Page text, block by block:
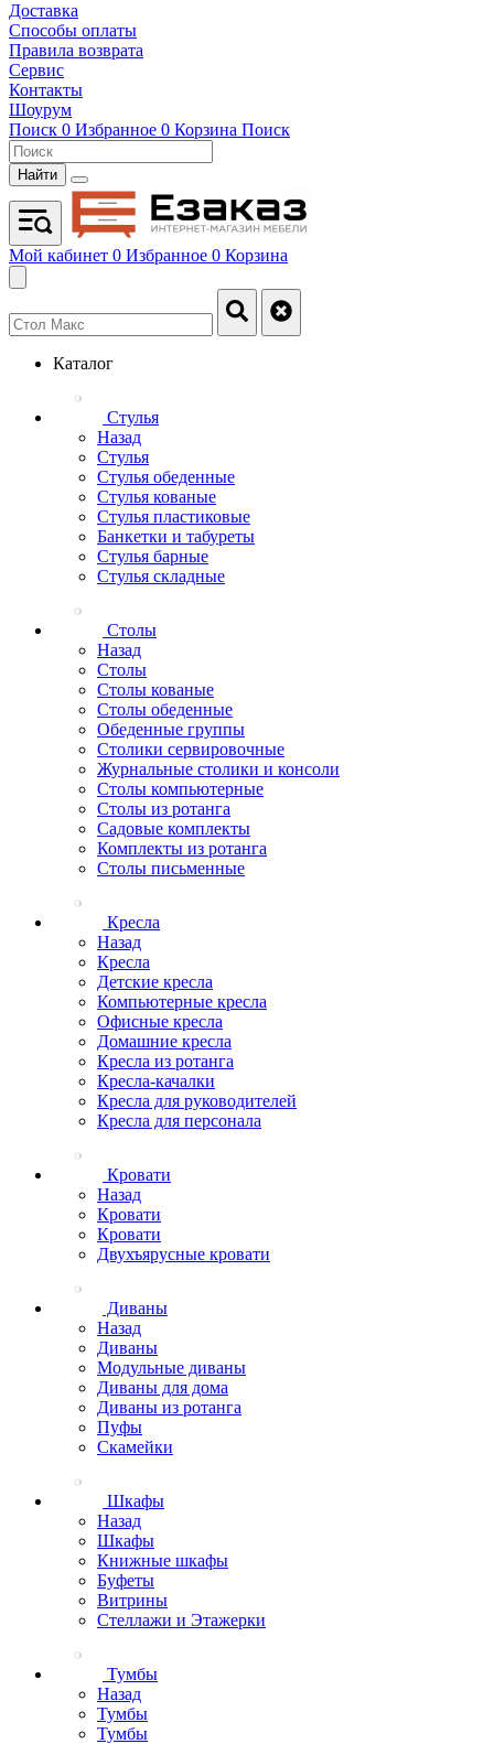
Доставка
Способы оплаты
Правила возврата
Сервис
Контакты
Шоурум
Поиск 0 Избранное 0 Корзина Поиск
Найти
Мой кабинет 0 Избранное 0 Корзина
Каталог
Стулья
Назад
Стулья
Стулья обеденные
Стулья кованые
Стулья пластиковые
Банкетки и табуреты
Стулья барные
Стулья складные
Столы
Назад
Столы
Столы кованые
Столы обеденные
Обеденные группы
Столики сервировочные
Журнальные столики и консоли
Столы компьютерные
Столы из ротанга
Садовые комплекты
Комплекты из ротанга
Столы письменные
Кресла
Назад
Кресла
Детские кресла
Компьютерные кресла
Офисные кресла
Домашние кресла
Кресла из ротанга
Кресла-качалки
Кресла для руководителей
Кресла для персонала
Кровати
Назад
Кровати
Кровати
Двухъярусные кровати
Диваны
Назад
Диваны
Модульные диваны
Диваны для дома
Диваны из ротанга
Пуфы
Скамейки
Шкафы
Назад
Шкафы
Книжные шкафы
Буфеты
Витрины
Стеллажи и Этажерки
Тумбы
Назад
Тумбы
Тумбы